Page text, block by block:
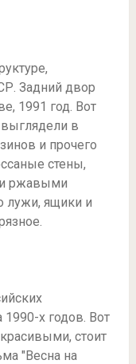
Задний двор
1991 год. Вот
в
и прочего
стены,
ржавыми
лужи, ящики и
х годов. Вот
стоит
"Весна на